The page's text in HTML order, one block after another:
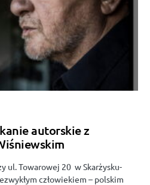
autorskie z
ul. Towarowej 20 w Skarżysku-
człowiekiem – polskim